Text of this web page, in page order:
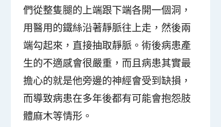
們從整隻腿的上端跟下端各開一個洞，
用醫用的鐵絲沿著靜脈往上走，然後兩
端勾起來，直接抽取靜脈。術後病患產
生的不適感會很嚴重，而且病患其實最
擔心的就是他旁邊的神經會受到缺損，
而導致病患在多年後都有可能會抱怨肢
體麻木等情形。